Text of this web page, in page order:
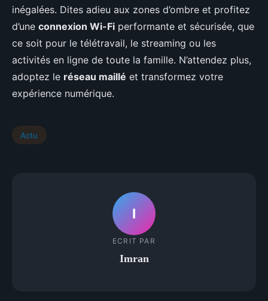
inégalées. Dites adieu aux zones d’ombre et profitez
d’une connexion Wi-Fi performante et sécurisée, que
ce soit pour le télétravail, le streaming ou les
activités en ligne de toute la famille. N’attendez plus,
adoptez le réseau maillé et transformez votre
expérience numérique.
Actu
I
ECRIT PAR
Imran